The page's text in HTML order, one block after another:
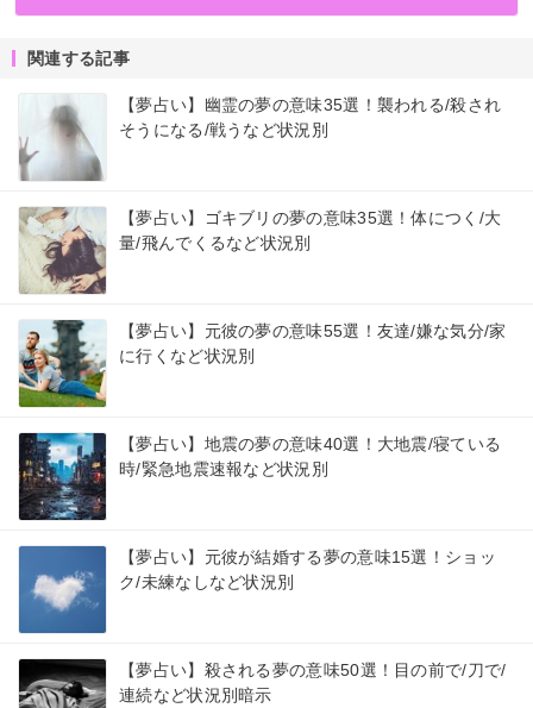
関連する記事
【夢占い】幽霊の夢の意味35選！襲われる/殺され
そうになる/戦うなど状況別
【夢占い】ゴキブリの夢の意味35選！体につく/大
量/飛んでくるなど状況別
【夢占い】元彼の夢の意味55選！友達/嫌な気分/家
に行くなど状況別
【夢占い】地震の夢の意味40選！大地震/寝ている
時/緊急地震速報など状況別
【夢占い】元彼が結婚する夢の意味15選！ショッ
ク/未練なしなど状況別
【夢占い】殺される夢の意味50選！目の前で/刀で/
連続など状況別暗示